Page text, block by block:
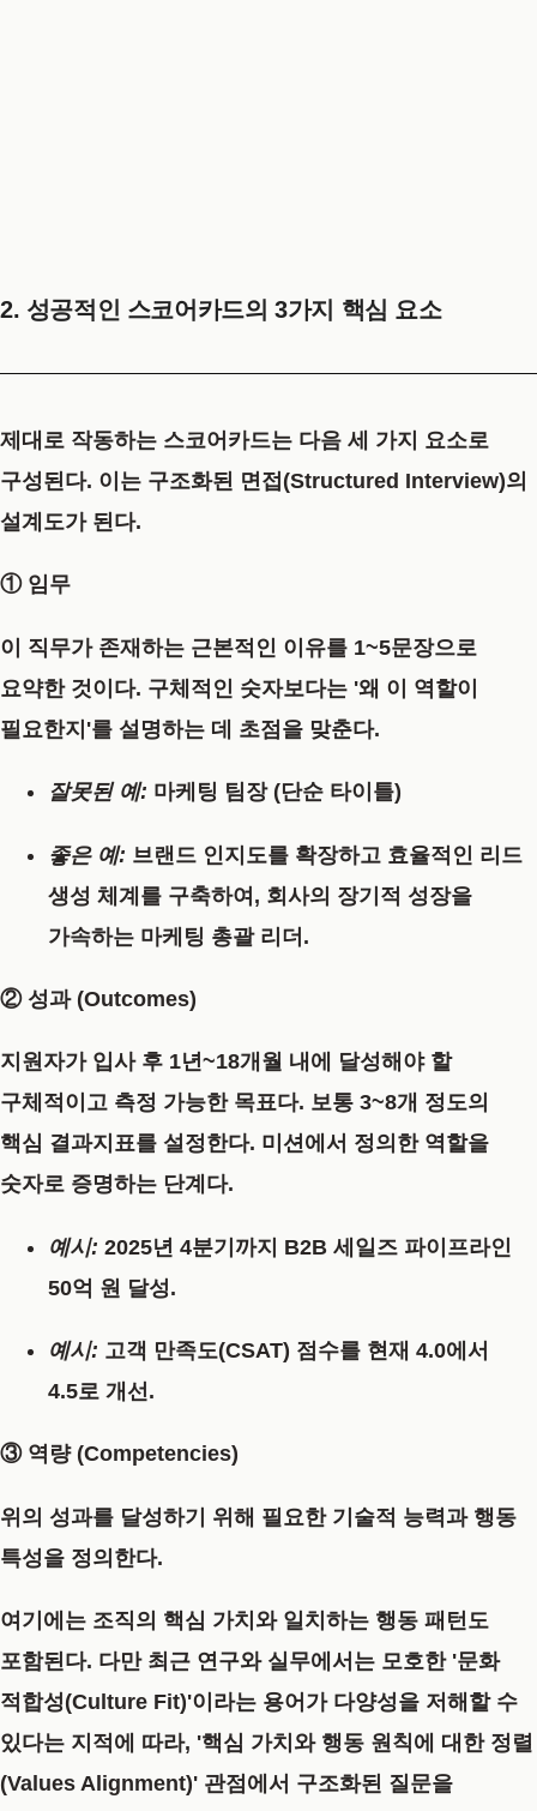
2. 성공적인 스코어카드의 3가지 핵심 요소
제대로 작동하는 스코어카드는 다음 세 가지 요소로
구성된다. 이는 구조화된 면접(Structured Interview)의
설계도가 된다.
① 임무
이 직무가 존재하는 근본적인 이유를 1~5문장으로
요약한 것이다. 구체적인 숫자보다는 '왜 이 역할이
필요한지'를 설명하는 데 초점을 맞춘다.
잘못된 예: 마케팅 팀장 (단순 타이틀)
좋은 예: 브랜드 인지도를 확장하고 효율적인 리드
생성 체계를 구축하여, 회사의 장기적 성장을
가속하는 마케팅 총괄 리더.
② 성과 (Outcomes)
지원자가 입사 후 1년~18개월 내에 달성해야 할
구체적이고 측정 가능한 목표다. 보통 3~8개 정도의
핵심 결과지표를 설정한다. 미션에서 정의한 역할을
숫자로 증명하는 단계다.
예시: 2025년 4분기까지 B2B 세일즈 파이프라인
50억 원 달성.
예시: 고객 만족도(CSAT) 점수를 현재 4.0에서
4.5로 개선.
③ 역량 (Competencies)
위의 성과를 달성하기 위해 필요한 기술적 능력과 행동
특성을 정의한다.
여기에는 조직의 핵심 가치와 일치하는 행동 패턴도
포함된다. 다만 최근 연구와 실무에서는 모호한 '문화
적합성(Culture Fit)'이라는 용어가 다양성을 저해할 수
있다는 지적에 따라, '핵심 가치와 행동 원칙에 대한 정렬
(Values Alignment)' 관점에서 구조화된 질문을